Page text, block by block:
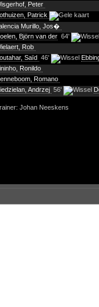
Peter
Patrick
Murillo, Jos�
Björn van der 64'
Rob
Saïd 46'
Ronildo
Romano
Andrzej 56'
Johan Neeskens